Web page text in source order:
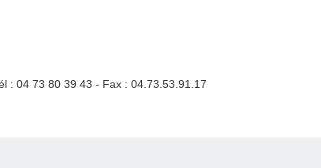
: 04 73 80 39 43 - Fax : 04.73.53.91.17